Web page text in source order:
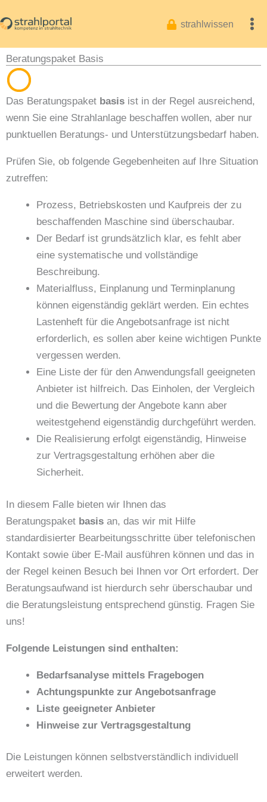
Inhalt
strahlwissen
Beratungspaket Basis
Das Beratungspaket basis ist in der Regel ausreichend,
wenn Sie eine Strahlanlage beschaffen wollen, aber nur
punktuellen Beratungs- und Unterstützungsbedarf haben.
Prüfen Sie, ob folgende Gegebenheiten auf Ihre Situation
zutreffen:
Prozess, Betriebskosten und Kaufpreis der zu
beschaffenden Maschine sind überschaubar.
Der Bedarf ist grundsätzlich klar, es fehlt aber
eine systematische und vollständige
Beschreibung.
Materialfluss, Einplanung und Terminplanung
können eigenständig geklärt werden. Ein echtes
Lastenheft für die Angebotsanfrage ist nicht
erforderlich, es sollen aber keine wichtigen Punkte
vergessen werden.
Eine Liste der für den Anwendungsfall geeigneten
Anbieter ist hilfreich. Das Einholen, der Vergleich
und die Bewertung der Angebote kann aber
weitestgehend eigenständig durchgeführt werden.
Die Realisierung erfolgt eigenständig, Hinweise
zur Vertragsgestaltung erhöhen aber die
Sicherheit.
In diesem Falle bieten wir Ihnen das
Beratungspaket basis an, das wir mit Hilfe
standardisierter Bearbeitungsschritte über telefonischen
Kontakt sowie über E-Mail ausführen können und das in
der Regel keinen Besuch bei Ihnen vor Ort erfordert. Der
Beratungsaufwand ist hierdurch sehr überschaubar und
die Beratungsleistung entsprechend günstig. Fragen Sie
uns!
Folgende Leistungen sind enthalten:
Bedarfsanalyse mittels Fragebogen
Achtungspunkte zur Angebotsanfrage
Liste geeigneter Anbieter
Hinweise zur Vertragsgestaltung
Die Leistungen können selbstverständlich individuell
erweitert werden.